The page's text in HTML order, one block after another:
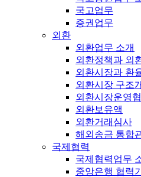
국고업무
증권업무
외환
외환업무 소개
외환정책과 외
외환시장과 환
외환시장 구조
외환시장운영
외환보유액
외환거래심사
해외송금 통합
국제협력
국제협력업무
중앙은행 협력